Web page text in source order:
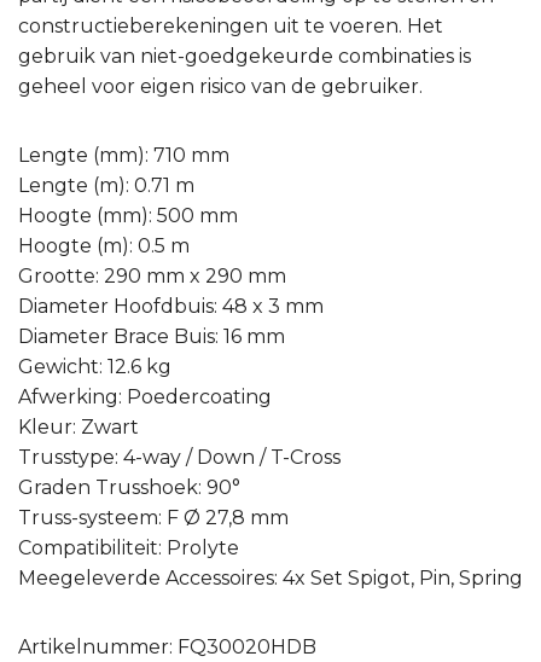
constructieberekeningen uit te voeren. Het
gebruik van niet-goedgekeurde combinaties is
geheel voor eigen risico van de gebruiker.
Lengte (mm): 710 mm
Lengte (m): 0.71 m
Hoogte (mm): 500 mm
Hoogte (m): 0.5 m
Grootte: 290 mm x 290 mm
Diameter Hoofdbuis: 48 x 3 mm
Diameter Brace Buis: 16 mm
Gewicht: 12.6 kg
Afwerking: Poedercoating
Kleur: Zwart
Trusstype: 4-way / Down / T-Cross
Graden Trusshoek: 90°
Truss-systeem: F Ø 27,8 mm
Compatibiliteit: Prolyte
Meegeleverde Accessoires: 4x Set Spigot, Pin, Spring
Artikelnummer: FQ30020HDB